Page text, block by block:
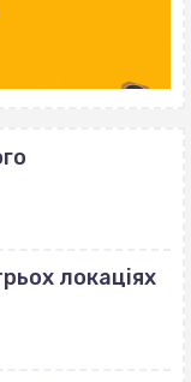
локаціях